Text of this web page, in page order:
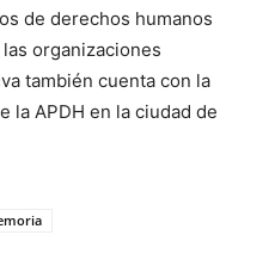
de derechos humanos
organizaciones
también cuenta con la
la APDH en la ciudad de